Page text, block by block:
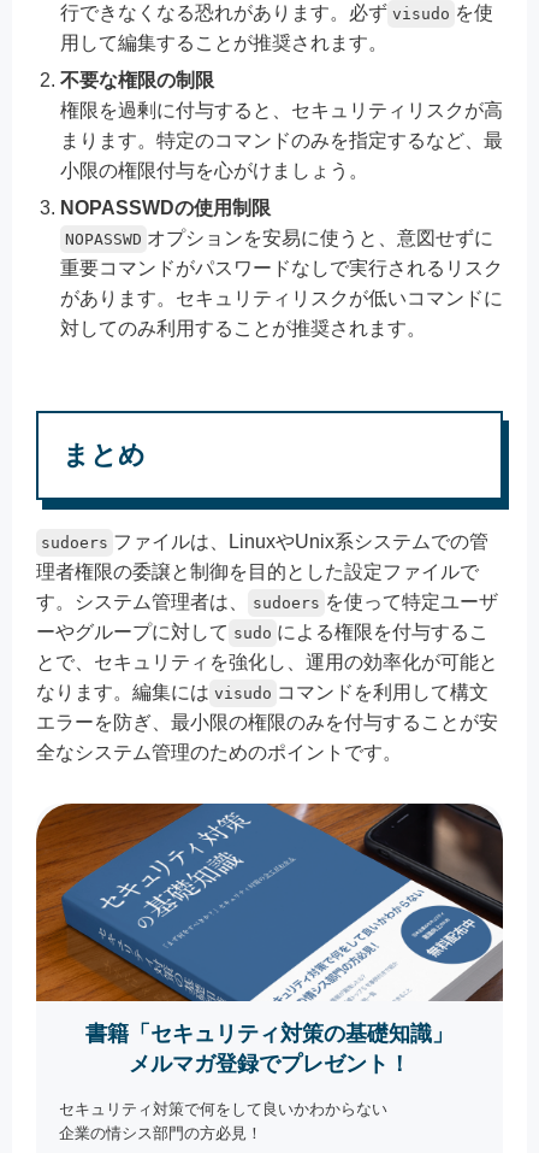
行できなくなる恐れがあります。必ず visudo を使
用して編集することが推奨されます。
不要な権限の制限
権限を過剰に付与すると、セキュリティリスクが高
まります。特定のコマンドのみを指定するなど、最
小限の権限付与を心がけましょう。
NOPASSWDの使用制限
NOPASSWD オプションを安易に使うと、意図せずに
重要コマンドがパスワードなしで実行されるリスク
があります。セキュリティリスクが低いコマンドに
対してのみ利用することが推奨されます。
まとめ
sudoers ファイルは、LinuxやUnix系システムでの管
理者権限の委譲と制御を目的とした設定ファイルで
す。システム管理者は、
sudoers を使って特定ユーザ
ーやグループに対して sudo による権限を付与するこ
とで、セキュリティを強化し、運用の効率化が可能と
なります。編集には visudo コマンドを利用して構文
エラーを防ぎ、最小限の権限のみを付与することが安
全なシステム管理のためのポイントです。
書籍「セキュリティ対策の基礎知識」
メルマガ登録でプレゼント！
セキュリティ対策で何をして良いかわからない
企業の情シス部門の方必見！